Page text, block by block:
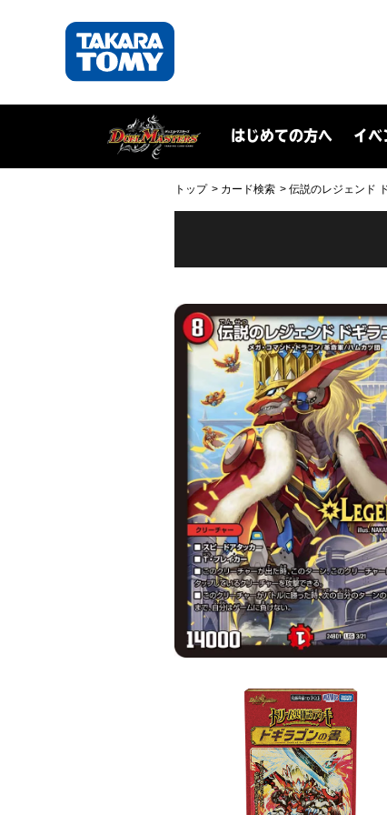
はじめての方へ イベ
トップ カード検索 伝説のレジェンド